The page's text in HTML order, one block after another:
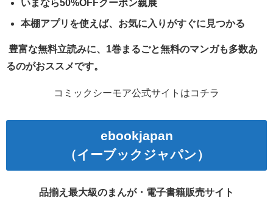
いまなら50%OFFクーポン親展
本棚アプリを使えば、お気に入りがすぐに見つかる
豊富な無料立読みに、1巻まるごと無料のマンガも多数あ
るのがおススメです。
コミックシーモア公式サイトはコチラ
ebookjapan
（イーブックジャパン）
品揃え最大級のまんが・電子書籍販売サイト